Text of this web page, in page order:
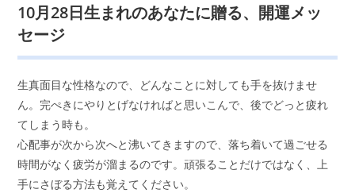
10月28日生まれのあなたに贈る、開運メッ
セージ
生真面目な性格なので、どんなことに対しても手を抜けませ
ん。完ぺきにやりとげなければと思いこんで、後でどっと疲れ
てしまう時も。
心配事が次から次へと沸いてきますので、落ち着いて過ごせる
時間がなく疲労が溜まるのです。頑張ることだけではなく、上
手にさぼる方法も覚えてください。